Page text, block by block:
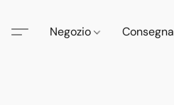
Negozio Consegna